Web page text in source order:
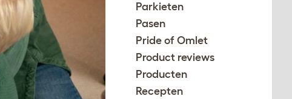
Parkieten
Pasen
Pride of Omlet
Product reviews
Producten
Recepten